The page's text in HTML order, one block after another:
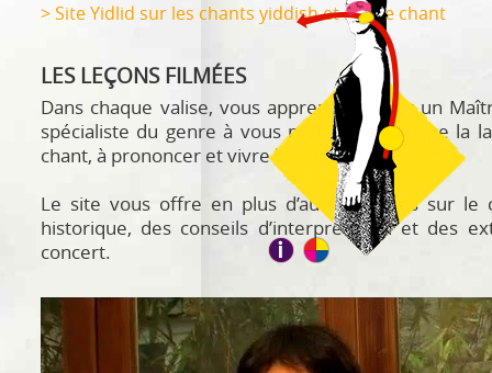
> Site Yidlid sur les chants yiddish et sur ce chant
LES LEÇONS FILMÉES
Dans chaque valise, vous apprendrez avec un
spécialiste du genre à vous mettre en bouche la
chant, à prononcer et vivre le texte.
Le site vous offre en plus d’autres vidéos sur le
historique, des conseils d’interprétation et des
concert.